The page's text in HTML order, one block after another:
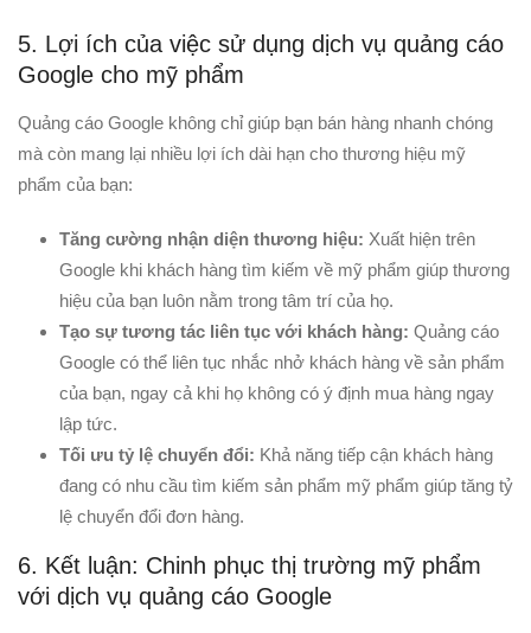
5. Lợi ích của việc sử dụng dịch vụ quảng cáo
Google cho mỹ phẩm
Quảng cáo Google không chỉ giúp bạn bán hàng nhanh chóng
mà còn mang lại nhiều lợi ích dài hạn cho thương hiệu mỹ
phẩm của bạn:
Tăng cường nhận diện thương hiệu: Xuất hiện trên
Google khi khách hàng tìm kiếm về mỹ phẩm giúp thương
hiệu của bạn luôn nằm trong tâm trí của họ.
Tạo sự tương tác liên tục với khách hàng: Quảng cáo
Google có thể liên tục nhắc nhở khách hàng về sản phẩm
của bạn, ngay cả khi họ không có ý định mua hàng ngay
lập tức.
Tối ưu tỷ lệ chuyển đổi: Khả năng tiếp cận khách hàng
đang có nhu cầu tìm kiếm sản phẩm mỹ phẩm giúp tăng tỷ
lệ chuyển đổi đơn hàng.
6. Kết luận: Chinh phục thị trường mỹ phẩm
với dịch vụ quảng cáo Google